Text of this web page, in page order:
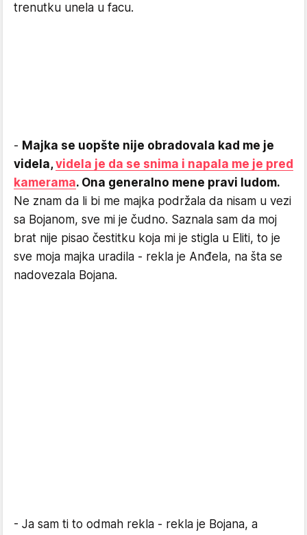
trenutku unela u facu.
- Majka se uopšte nije obradovala kad me je
videla,videla je da se snima i napala me je pred
kamerama. Ona generalno mene pravi ludom.
Ne znam da li bi me majka podržala da nisam u vezi
sa Bojanom, sve mi je čudno. Saznala sam da moj
brat nije pisao čestitku koja mi je stigla u Eliti, to je
sve moja majka uradila - rekla je Anđela, na šta se
nadovezala Bojana.
- Ja sam ti to odmah rekla - rekla je Bojana, a